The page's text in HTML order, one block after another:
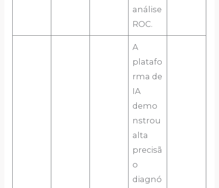
análise
ROC.
A
platafo
rma de
IA
demo
nstrou
alta
precisã
o
diagnó